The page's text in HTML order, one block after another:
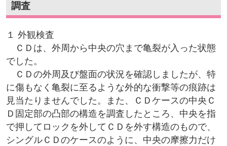
調査
１ 外観検査
ＣＤは、外周から中央の穴まで亀裂が入った状態
でした。
ＣＤの外周及び盤面の状況を確認しましたが、特
に傷もなく亀裂に至るような外的な衝撃等の痕跡は
見当たりませんでした。また、ＣＤケースの中央Ｃ
Ｄ固定部の凸部の構造を調査したところ、中央を指
で押してロックを外してＣＤを外す構造のもので、
シングルＣＤのケースのように、中央の摩擦力だけ